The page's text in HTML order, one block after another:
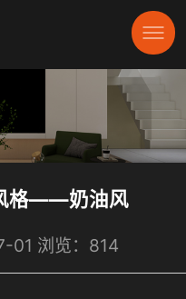
格——奶油风
01 浏览：814